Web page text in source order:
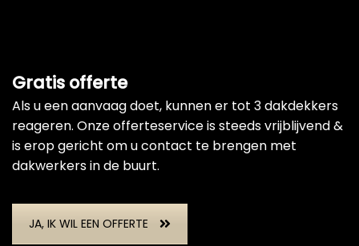
Gratis offerte
Als u een aanvaag doet, kunnen er tot 3 dakdekkers
reageren. Onze offerteservice is steeds vrijblijvend &
is erop gericht om u contact te brengen met
dakwerkers in de buurt.
JA, IK WIL EEN OFFERTE